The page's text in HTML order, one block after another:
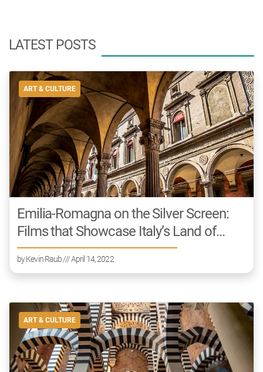
LATEST POSTS
ART & CULTURE
Emilia-Romagna on the Silver Screen:
Films that Showcase Italy’s Land of
Cinema
byKevin Raub/// April 14, 2022
ART & CULTURE